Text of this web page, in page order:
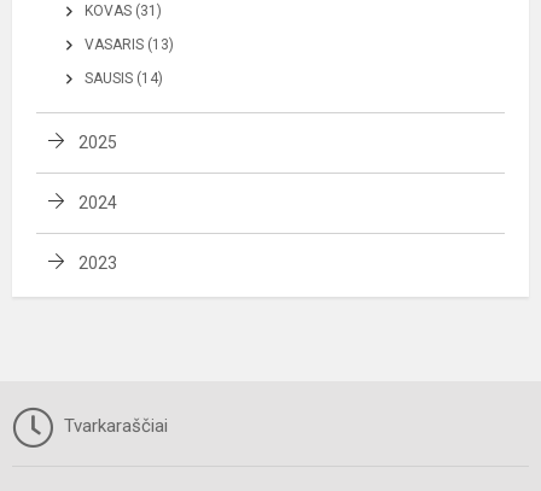
KOVAS (31)
VASARIS (13)
SAUSIS (14)
2025
2024
2023
Tvarkaraščiai